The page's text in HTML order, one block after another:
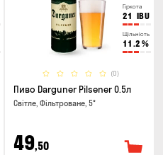
Гіркота
21 IBU
Щільність
11.2 %
(0)
Пиво Darguner Pilsener 0.5л
Світле, Фільтроване, 5°
49,50